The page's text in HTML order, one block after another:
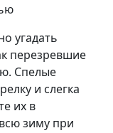
угадать
перезревшие
Спелые
и слегка
их в
зиму при